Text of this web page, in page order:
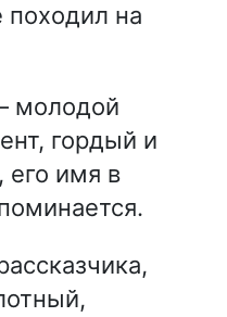
на
молодой
гордый и
его имя в